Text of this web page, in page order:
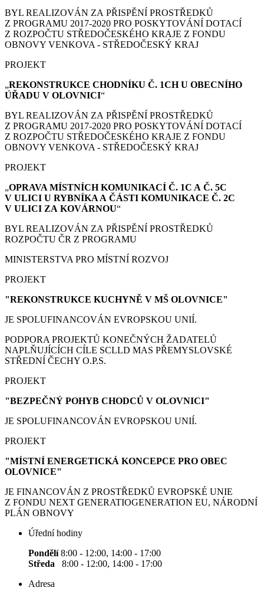
BYL REALIZOVÁN ZA PŘISPĚNÍ PROSTŘEDKŮ
Z PROGRAMU 2017-2020 PRO POSKYTOVÁNÍ DOTACÍ
Z ROZPOČTU STŘEDOČESKÉHO KRAJE Z FONDU
OBNOVY VENKOVA - STŘEDOČESKÝ KRAJ
PROJEKT
„REKONSTRUKCE CHODNÍKU Č. 1CH U OBECNÍHO
ÚŘADU V OLOVNICI“
BYL REALIZOVÁN ZA PŘISPĚNÍ PROSTŘEDKŮ
Z PROGRAMU 2017-2020 PRO POSKYTOVÁNÍ DOTACÍ
Z ROZPOČTU STŘEDOČESKÉHO KRAJE Z FONDU
OBNOVY VENKOVA - STŘEDOČESKÝ KRAJ
PROJEKT
„OPRAVA MÍSTNÍCH KOMUNIKACÍ Č. 1C A Č. 5C
V ULICI U RYBNÍKA A ČÁSTI KOMUNIKACE Č. 2C
V ULICI ZA KOVÁRNOU“
BYL REALIZOVÁN ZA PŘISPĚNÍ PROSTŘEDKŮ
ROZPOČTU ČR Z PROGRAMU
MINISTERSTVA PRO MÍSTNÍ ROZVOJ
PROJEKT
"REKONSTRUKCE KUCHYNĚ V MŠ OLOVNICE"
JE SPOLUFINANCOVÁN EVROPSKOU UNIÍ.
PODPORA PROJEKTŮ KONEČNÝCH ŽADATELŮ
NAPLŇUJÍCÍCH CÍLE SCLLD MAS PŘEMYSLOVSKÉ
STŘEDNÍ ČECHY O.P.S.
PROJEKT
"BEZPEČNÝ POHYB CHODCŮ V OLOVNICI"
JE SPOLUFINANCOVÁN EVROPSKOU UNIÍ.
PROJEKT
"MÍSTNÍ ENERGETICKÁ KONCEPCE PRO OBEC
OLOVNICE"
JE FINANCOVÁN Z PROSTŘEDKŮ EVROPSKÉ UNIE
Z FONDU NEXT GENERATIOGENERATION EU, NÁRODNÍ
PLÁN OBNOVY
Úřední hodiny
Pondělí8:00 - 12:00, 14:00 - 17:00
Středa 8:00 - 12:00, 14:00 - 17:00
Adresa